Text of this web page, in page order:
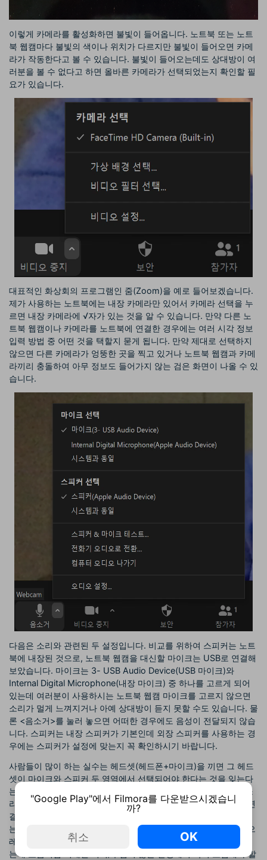
이렇게 카메라를 활성화하면 불빛이 들어옵니다. 노트북 또는 노트
북 웹캠마다 불빛의 색이나 위치가 다르지만 불빛이 들어오면 카메
라가 작동한다고 볼 수 있습니다. 불빛이 들어오는데도 상대방이 여
러분을 볼 수 없다고 하면 올바른 카메라가 선택되었는지 확인할 필
요가 있습니다.
대표적인 화상회의 프로그램인 줌(Zoom)을 예로 들어보겠습니다.
제가 사용하는 노트북에는 내장 카메라만 있어서 카메라 선택을 누
르면 내장 카메라에 √자가 있는 것을 알 수 있습니다. 만약 다른 노
트북 웹캠이나 카메라를 노트북에 연결한 경우에는 여러 시각 정보
입력 방법 중 어떤 것을 택할지 묻게 됩니다. 만약 제대로 선택하지
않으면 다른 카메라가 엉뚱한 곳을 찍고 있거나 노트북 웹캠과 카메
라끼리 충돌하여 아무 정보도 들어가지 않는 검은 화면이 나올 수 있
습니다.
다음은 소리와 관련된 두 설정입니다. 비교를 위하여 스피커는 노트
북에 내장된 것으로, 노트북 웹캠을 대신할 마이크는 USB로 연결해
보았습니다. 마이크는 3- USB Audio Device(USB 마이크)와
Internal Digital Microphone(내장 마이크) 중 하나를 고르게 되어
있는데 여러분이 사용하시는 노트북 웹캠 마이크를 고르지 않으면
소리가 멀게 느껴지거나 아예 상대방이 듣지 못할 수도 있습니다. 물
론 <음소거>를 눌러 놓으면 어떠한 경우에도 음성이 전달되지 않습
니다. 스피커는 내장 스피커가 기본인데 외장 스피커를 사용하는 경
우에는 스피커가 설정에 맞는지 꼭 확인하시기 바랍니다.
사람들이 많이 하는 실수는 헤드셋(헤드폰+마이크)을 끼면 그 헤드
셋이 마이크와 스피커 두 영역에서 선택되어야 한다는 것을 잊는다
는 점입니다. 헤드셋이 마이크 설정에만 연결된다면 상대방의 목소
리는 안 들리고 사용자의 말만 들어가는 것이고 스피커 설정에만 연
결된다면 상대방의 목소리는 들리는데 사용자의 말은 들어가지 않
는 것입니다. 사람들은 헤드폰에서 상대방의 목소리가 안 들리면 으
레 마이크도 안 될 거라고 생각해서 혼잣말로 이것저것을 중얼거리
는데 요즘처럼 비대면 회의/수업이 많은 환경에서 특히 조심해야 할
"Google Play"에서 Filmora를 다운받으시겠습니
까?
취소 OK